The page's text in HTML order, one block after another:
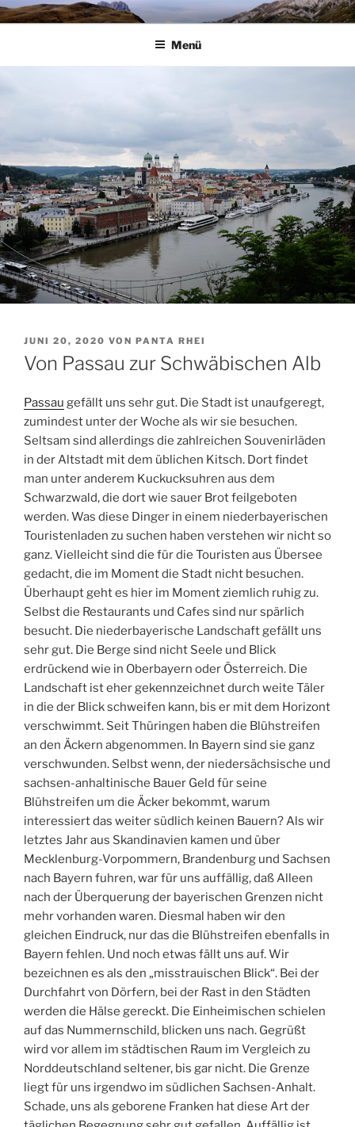
Zum
InhaltSTEPHAN KRINES
Panta rhei
Menü
VERÖFFENTLICHT
AM
JUNI 20, 2020 VON PANTA RHEI
Von Passau zur Schwäbischen Alb
Passau gefällt uns sehr gut. Die Stadt ist unaufgeregt,
zumindest unter der Woche als wir sie besuchen.
Seltsam sind allerdings die zahlreichen Souvenirläden
in der Altstadt mit dem üblichen Kitsch. Dort findet
man unter anderem Kuckucksuhren aus dem
Schwarzwald, die dort wie sauer Brot feilgeboten
werden. Was diese Dinger in einem niederbayerischen
Touristenladen zu suchen haben verstehen wir nicht so
ganz. Vielleicht sind die für die Touristen aus Übersee
gedacht, die im Moment die Stadt nicht besuchen.
Überhaupt geht es hier im Moment ziemlich ruhig zu.
Selbst die Restaurants und Cafes sind nur spärlich
besucht. Die niederbayerische Landschaft gefällt uns
sehr gut. Die Berge sind nicht Seele und Blick
erdrückend wie in Oberbayern oder Österreich. Die
Landschaft ist eher gekennzeichnet durch weite Täler
in die der Blick schweifen kann, bis er mit dem Horizont
verschwimmt. Seit Thüringen haben die Blühstreifen
an den Äckern abgenommen. In Bayern sind sie ganz
verschwunden. Selbst wenn, der niedersächsische und
sachsen-anhaltinische Bauer Geld für seine
Blühstreifen um die Äcker bekommt, warum
interessiert das weiter südlich keinen Bauern? Als wir
letztes Jahr aus Skandinavien kamen und über
Mecklenburg-Vorpommern, Brandenburg und Sachsen
nach Bayern fuhren, war für uns auffällig, daß Alleen
nach der Überquerung der bayerischen Grenzen nicht
mehr vorhanden waren. Diesmal haben wir den
gleichen Eindruck, nur das die Blühstreifen ebenfalls in
Bayern fehlen. Und noch etwas fällt uns auf. Wir
bezeichnen es als den „misstrauischen Blick“. Bei der
Durchfahrt von Dörfern, bei der Rast in den Städten
werden die Hälse gereckt. Die Einheimischen schielen
auf das Nummernschild, blicken uns nach. Gegrüßt
wird vor allem im städtischen Raum im Vergleich zu
Norddeutschland seltener, bis gar nicht. Die Grenze
liegt für uns irgendwo im südlichen Sachsen-Anhalt.
Schade, uns als geborene Franken hat diese Art der